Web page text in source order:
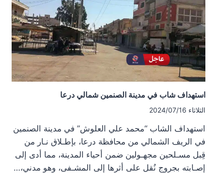
بعد
محاولتهما
تفجير
قنبلة
استهداف شاب في مدينة الصنمين شمالي درعا
الثلاثاء 2024/07/16
استهداف الشاب “محمد علي العلوش” في مدينة الصنمين
في الريف الشمالي من محافظة درعا، بإطـلاق نـار من
قِبل مسـلحين مجهـولين ضمن أحياء المدينة، مما أدى إلى
إصـابته بجروج نُقل على أثرها إلى المشـفى، وهو مدني،…